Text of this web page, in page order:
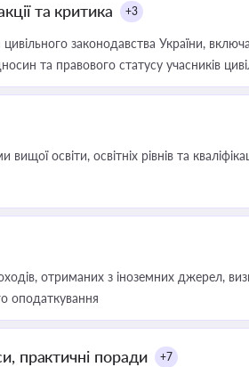
та критика +3
законодавства України,
та правового статусу учасників
освіти, освітніх рівнів та
отриманих з іноземних джерел,
оподаткування
практичні поради +7